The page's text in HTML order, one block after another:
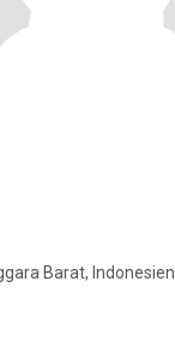
Barat, Indonesien